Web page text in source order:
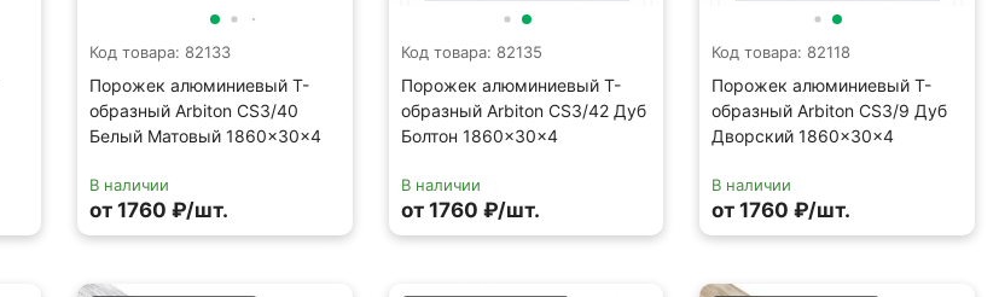
Код товара: 82133
Порожек алюминиевый Т-
образный Arbiton CS3/40
Белый Матовый 1860×30×4
В наличии
от 1760 ₽/шт.
Код товара: 82135
Порожек алюминиевый Т-
образный Arbiton CS3/42 Дуб
Болтон 1860×30×4
В наличии
от 1760 ₽/шт.
Код товара: 82118
Порожек алюминиевый Т-
образный Arbiton CS3/9 Дуб
Дворский 1860×30×4
В наличии
от 1760 ₽/шт.